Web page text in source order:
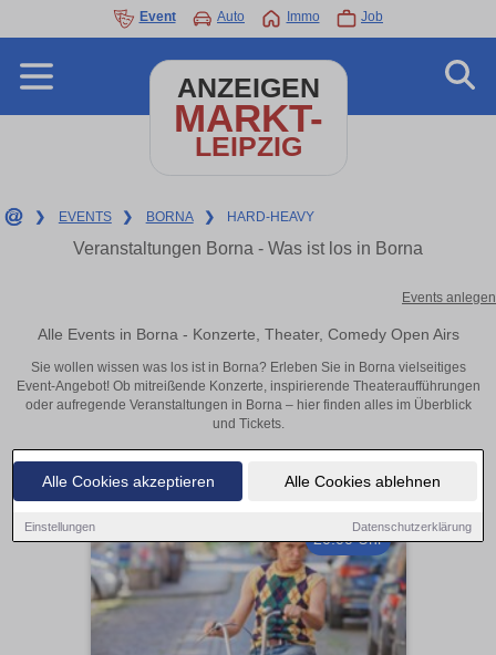
Alle Cookies akzeptieren Alle Cookies ablehnen
Einstellungen Datenschutzerklärung
Event Auto Immo Job
ANZEIGEN
MARKT-
LEIPZIG
❯ EVENTS ❯ BORNA ❯ HARD-HEAVY
Veranstaltungen Borna - Was ist los in Borna
Events anlegen
Alle Events in Borna - Konzerte, Theater, Comedy Open Airs
Sie wollen wissen was los ist in Borna? Erleben Sie in Borna vielseitiges
Event-Angebot! Ob mitreißende Konzerte, inspirierende Theateraufführungen
oder aufregende Veranstaltungen in Borna – hier finden alles im Überblick
und Tickets.
20:00 Uhr